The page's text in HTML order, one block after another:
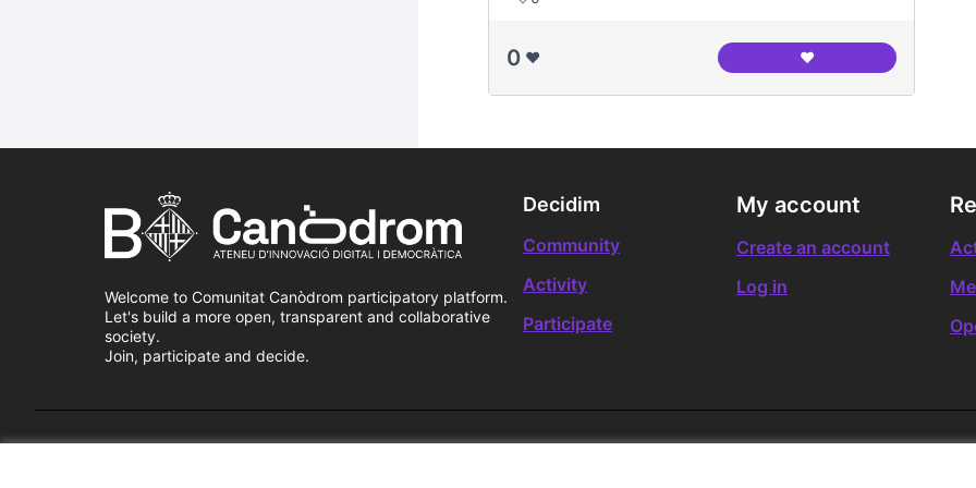
0 ❤️ ❤️Petit Indi (2009, Marc
Welcome to Comunitat Canòdrom participatory platform.
Let's build a more open, transparent and collaborative
society.
Join, participate and decide.
Decidim
Community
Activity
Participate
My account
Create an account
Log in